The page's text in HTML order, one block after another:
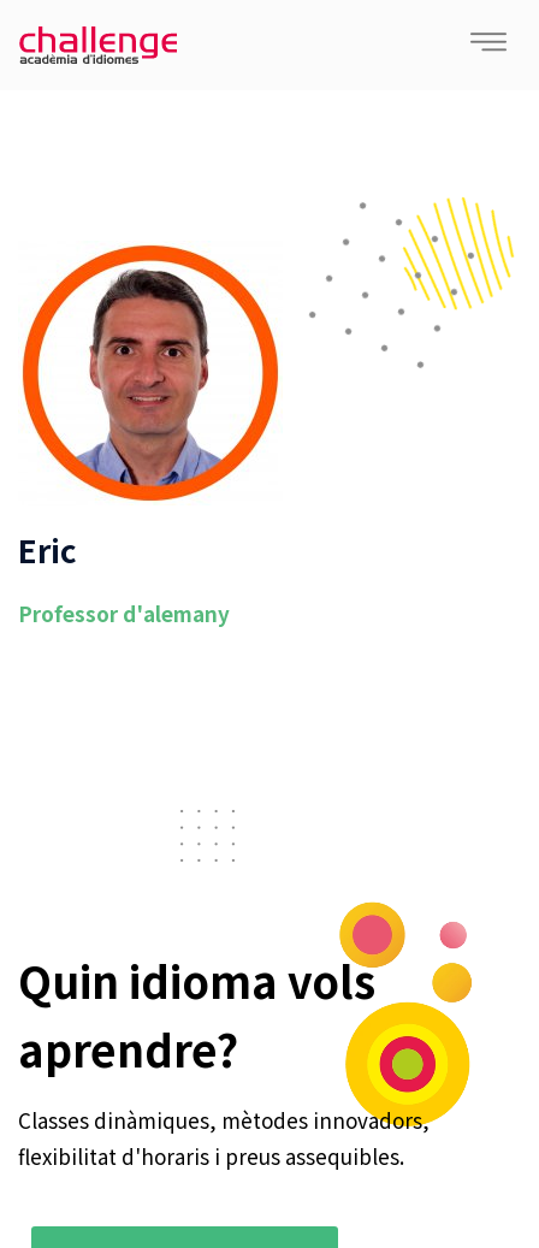
Eric
Professor d'alemany
Quin idioma vols
aprendre?
Classes dinàmiques, mètodes innovadors,
flexibilitat d'horaris i preus assequibles.